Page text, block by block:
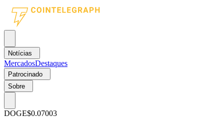
Notícias
MercadosDestaques
Patrocinado
Sobre
DOGE$0.07003